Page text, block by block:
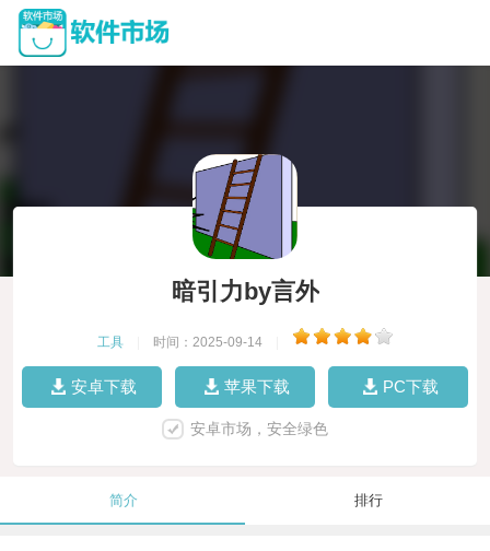
暗引力by言外
工具 时间：2025-09-14
安卓下载 苹果下载 PC下载
安卓市场，安全绿色
简介 排行